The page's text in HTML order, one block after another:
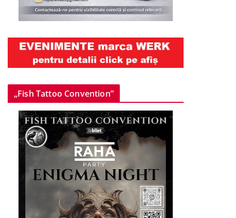
„Fish Tattoo Convention”